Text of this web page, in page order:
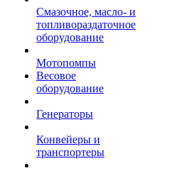
Смазочное, масло- и
топливораздаточное
оборудование
Мотопомпы
Весовое
оборудование
Генераторы
Конвейеры и
транспортеры